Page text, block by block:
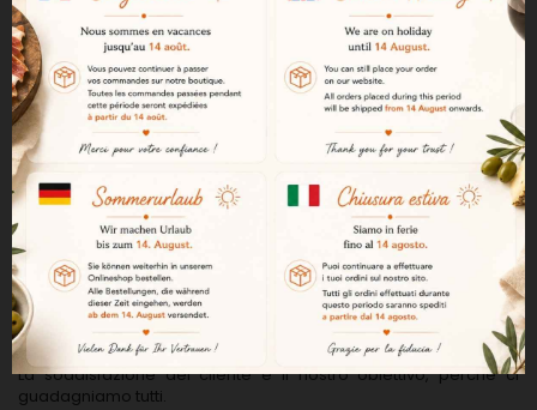
Offriamo un'ampia gamma di salumi e prosciutti iberici,
prosciutto bellota pata negra e salumi serrano.
Distribuiamo anche salumi specifici, privi di additivi e biologici,
provenienti dalle diverse regioni della Spagna.
Potete offrire ai vostri clienti un'ampia scelta di salumi spagnoli.
Fornitore di prodotti spagnoli per le
gastronomie
Disponiamo di una gamma molto ampia di prodotti, che ci
permette di fornirvi prodotti di qualità.
Selezioniamo personalmente tutti i nostri prodotti dai produttori.
La soddisfazione del cliente è il nostro obiettivo, perché ci
guadagniamo tutti.